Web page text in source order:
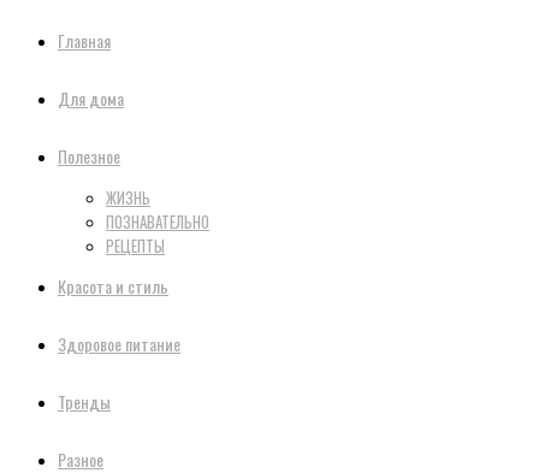
Главная
Для дома
Полезное
ЖИЗНЬ
ПОЗНАВАТЕЛЬНО
РЕЦЕПТЫ
Красота и стиль
Здоровое питание
Тренды
Разное